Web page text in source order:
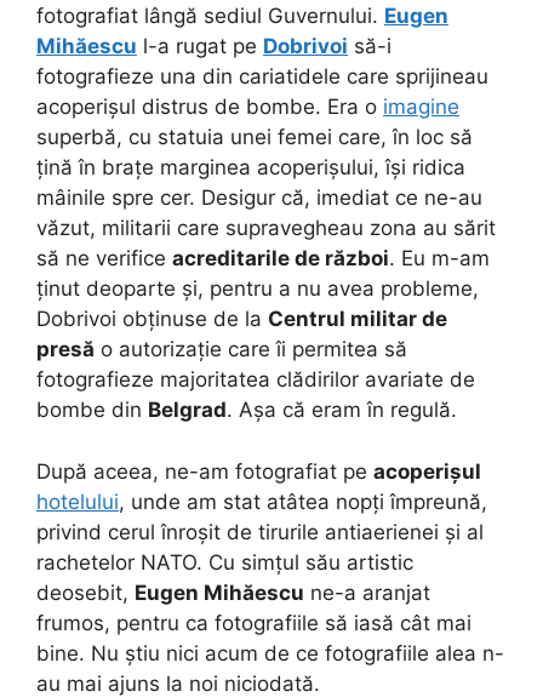
fotografiat lângă sediul Guvernului. Eugen
Mihăescu l-a rugat pe Dobrivoi să-i
fotografieze una din cariatidele care sprijineau
acoperișul distrus de bombe. Era o imagine
superbă, cu statuia unei femei care, în loc să
țină în brațe marginea acoperișului, își ridica
mâinile spre cer. Desigur că, imediat ce ne-au
văzut, militarii care supravegheau zona au sărit
să ne verifice acreditarile de război. Eu m-am
ținut deoparte și, pentru a nu avea probleme,
Dobrivoi obținuse de la Centrul militar de
presă o autorizație care îi permitea să
fotografieze majoritatea clădirilor avariate de
bombe din Belgrad. Așa că eram în regulă.
După aceea, ne-am fotografiat pe acoperișul
hotelului, unde am stat atâtea nopți împreună,
privind cerul înroșit de tirurile antiaerienei și al
rachetelor NATO. Cu simțul său artistic
deosebit, Eugen Mihăescu ne-a aranjat
frumos, pentru ca fotografiile să iasă cât mai
bine. Nu știu nici acum de ce fotografiile alea n-
au mai ajuns la noi niciodată.